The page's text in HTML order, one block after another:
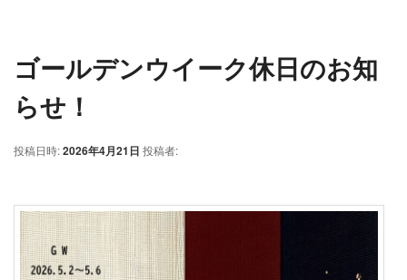
ゴールデンウイーク休日のお知
らせ！
投稿日時:2026年4月21日 投稿者: